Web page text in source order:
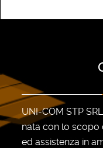
UNI-COM STP
nata con lo scopo
ed assistenza in